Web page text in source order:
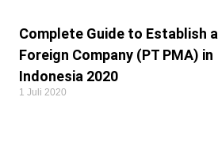
Complete Guide to Establish a
Foreign Company (PT PMA) in
Indonesia 2020
1 Juli 2020